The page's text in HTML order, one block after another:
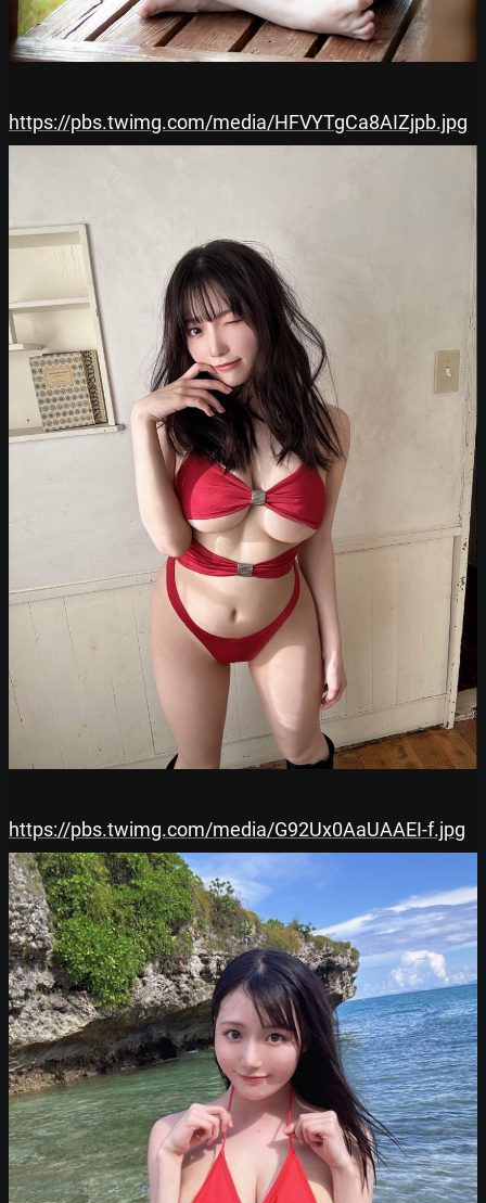
https://pbs.twimg.com/media/HFVYTgCa8AIZjpb.jpg
https://pbs.twimg.com/media/G92Ux0AaUAAEI-f.jpg